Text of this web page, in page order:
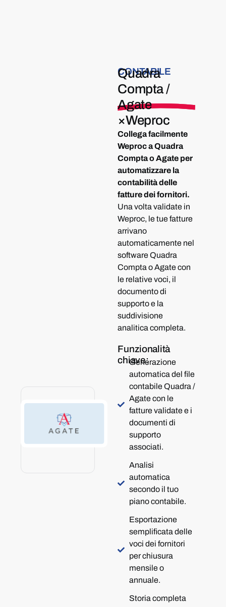
CONTABILE
Quadra
Compta /
Agate
×Weproc
Collega facilmente
Weproc a Quadra
Compta o Agate per
automatizzare la
contabilità delle
fatture dei fornitori.
Una volta validate in
Weproc, le tue fatture
arrivano
automaticamente nel
software Quadra
Compta o Agate con
le relative voci, il
documento di
supporto e la
suddivisione
analitica completa.
Funzionalità
chiave:
Generazione
automatica del file
contabile Quadra /
Agate con le
fatture validate e i
documenti di
supporto
associati.
Analisi
automatica
secondo il tuo
piano contabile.
Esportazione
semplificata delle
voci dei fornitori
per chiusura
mensile o
annuale.
Storia completa